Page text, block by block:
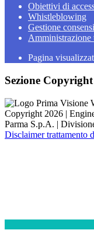
Obiettivi di
Whistleblowing
Gestione
Amministrazione
Pagina
Sezione Copyright
Copyright 2026 |
Parma S.p.A. |
Disclaimer trattamento